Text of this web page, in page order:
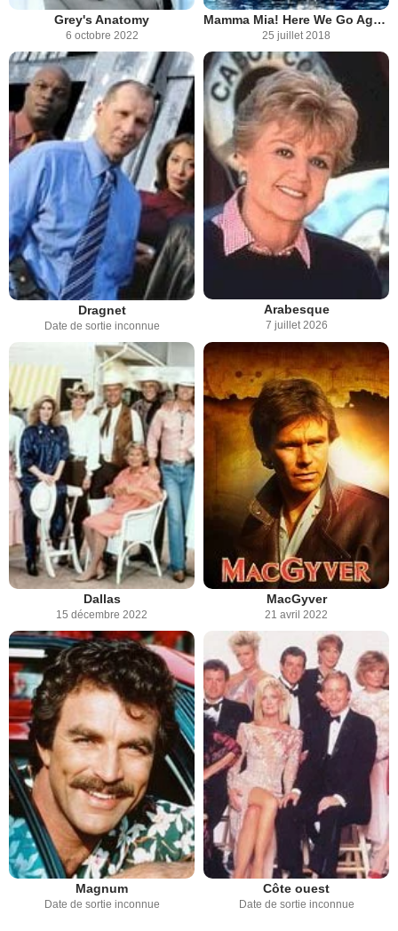
Grey's Anatomy
6 octobre 2022
Mamma Mia! Here We Go Again
25 juillet 2018
Dragnet
Date de sortie inconnue
Arabesque
7 juillet 2026
Dallas
15 décembre 2022
MacGyver
21 avril 2022
Magnum
Date de sortie inconnue
Côte ouest
Date de sortie inconnue